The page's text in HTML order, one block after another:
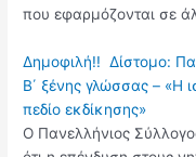
που εφαρμόζονται σε
Δημοφιλή!! Δίστομο:
Β΄ ξένης γλώσσας – «Η
πεδίο εκδίκησης»
Ο Πανελλήνιος